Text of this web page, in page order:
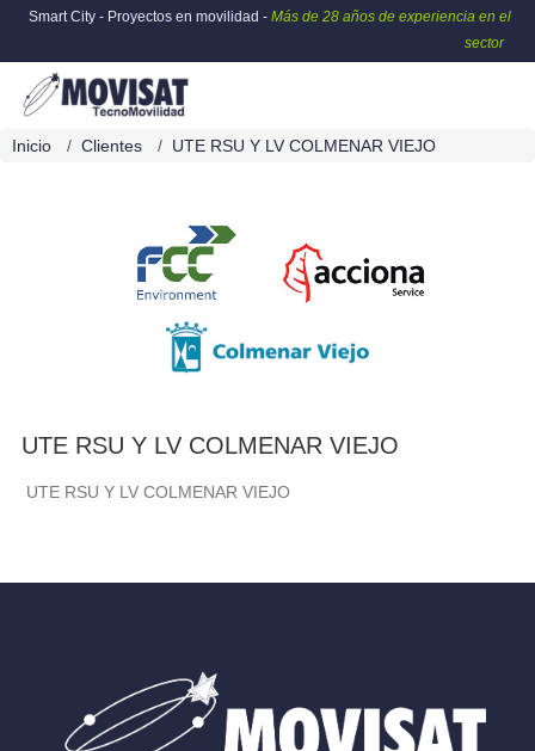
Smart City - Proyectos en movilidad - Más de 28 años de experiencia en el
sector
Inicio Clientes UTE RSU Y LV COLMENAR VIEJO
UTE RSU Y LV COLMENAR VIEJO
UTE RSU Y LV COLMENAR VIEJO